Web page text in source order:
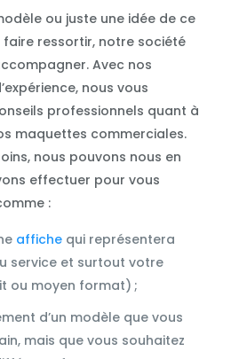
ou juste une idée de ce
faire ressortir, notre société
Avec nos
nous vous
professionnels quant à
maquettes commerciales.
nous pouvons nous en
effectuer pour vous
:
affichequi représentera
service et surtout votre
ou moyen format) ;
d’un modèle que vous
mais que vous souhaitez